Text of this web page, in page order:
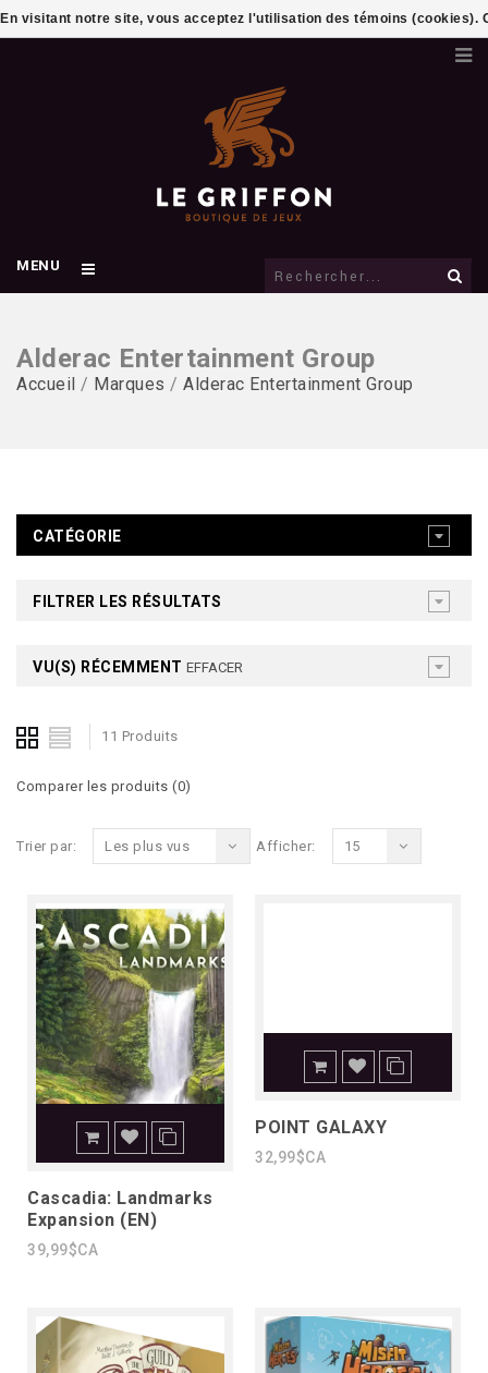
MENU
Alderac Entertainment Group
Accueil / Marques / Alderac Entertainment Group
CATÉGORIE
FILTRER LES RÉSULTATS
VU(S) RÉCEMMENT EFFACER
11 Produits
Comparer les produits (0)
Trier par: Les plus vus Afficher: 15
Cascadia: Landmarks
Expansion (EN)
39,99$CA
POINT GALAXY
32,99$CA
En visitant notre site, vous acceptez l'utilisation des témoins